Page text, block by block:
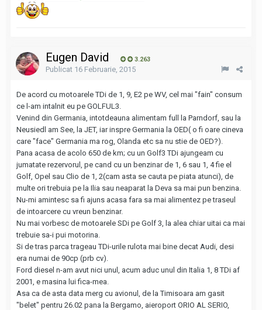
Eugen David 3.263
Publicat 16 Februarie, 2015
De acord cu motoarele TDi de 1, 9, E2 pe WV, cel mai "fain" consum
ce l-am intalnit eu pe GOLFUL3.
Venind din Germania, intotdeauna alimentam full la Parndorf, sau la
Neusiedl am See, la JET, iar inspre Germania la OED( o fi oare cineva
care "face" Germania ma rog, Olanda etc sa nu stie de OED?).
Pana acasa de acolo 650 de km; cu un Golf3 TDi ajungeam cu
jumatate rezervorul, pe cand cu un benzinar de 1, 6 sau 1, 4 fie el
Golf, Opel sau Clio de 1, 2(cam asta se cauta pe piata atunci), de
multe ori trebuia pe la Ilia sau neaparat la Deva sa mai pun benzina.
Nu-mi amintesc sa fi ajuns acasa fara sa mai alimentez pe traseul
de intoarcere cu vreun benzinar.
Nu mai vorbesc de motoarele SDi pe Golf 3, la alea chiar uitai ca mai
trebuie sa-i pui motorina.
Si de tras parca trageau TDi-urile rulota mai bine decat Audi, desi
era numai de 90cp (prb cv).
Ford diesel n-am avut nici unul, acum aduc unul din Italia 1, 8 TDi af
2001, e masina lui fica-mea.
Asa ca de asta data merg cu avionul, de la Timisoara am gasit
"belet" pentru 26.02 pana la Bergamo, aieroport ORIO AL SERIO,